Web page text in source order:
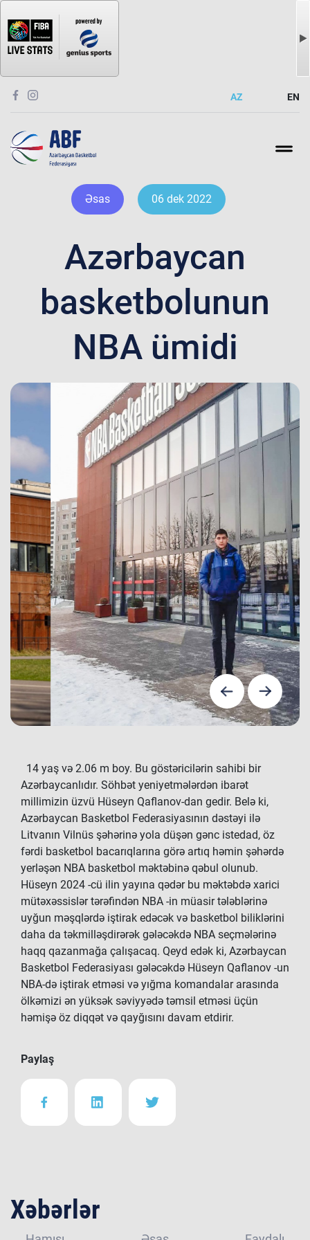
AZ EN
Əsas 06 dek 2022
Azərbaycan
basketbolunun
NBA ümidi
14 yaş və 2.06 m boy. Bu göstəricilərin sahibi bir
Azərbaycanlıdır. Söhbət yeniyetmələrdən ibarət
millimizin üzvü Hüseyn Qaflanov-dan gedir. Belə ki,
Azərbaycan Basketbol Federasiyasının dəstəyi ilə
Litvanın Vilnüs şəhərinə yola düşən gənc istedad, öz
fərdi basketbol bacarıqlarına görə artıq həmin şəhərdə
yerləşən NBA basketbol məktəbinə qəbul olunub.
Hüseyn 2024 -cü ilin yayına qədər bu məktəbdə xarici
mütəxəssislər tərəfindən NBA -in müasir tələblərinə
uyğun məşqlərdə iştirak edəcək və basketbol biliklərini
daha da təkmilləşdirərək gələcəkdə NBA seçmələrinə
haqq qazanmağa çalışacaq. Qeyd edək ki, Azərbaycan
Basketbol Federasiyası gələcəkdə Hüseyn Qaflanov -un
NBA-də iştirak etməsi və yığma komandalar arasında
ölkəmizi ən yüksək səviyyədə təmsil etməsi üçün
həmişə öz diqqət və qayğısını davam etdirir.
Paylaş
Xəbərlər